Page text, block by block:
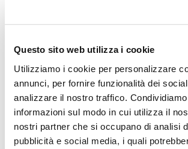
Questo sito web utilizza i cookie
Utilizziamo i cookie per personalizzare
annunci, per fornire funzionalità dei
analizzare il nostro traffico.
informazioni sul modo in cui utilizza il
nostri partner che si occupano di analisi
pubblicità e social media, i quali